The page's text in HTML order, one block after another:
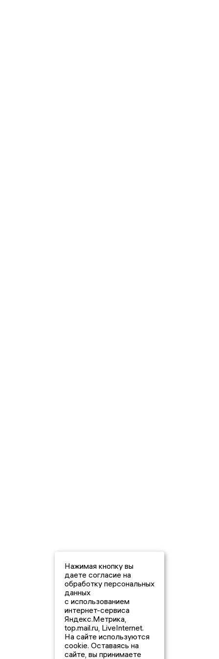
Нажимая кнопку вы
даете согласие на
обработку персональных
данных
с использованием
интернет-сервиса
Яндекс.Метрика,
top.mail.ru, LiveInternet.
На сайте используются
cookie. Оставаясь на
сайте, вы принимаете